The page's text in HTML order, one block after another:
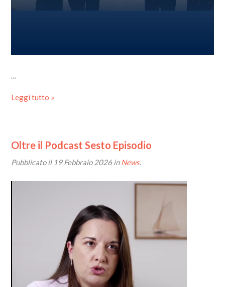
…
Leggi tutto »
Oltre il Podcast Sesto Episodio
Pubblicato il 19 Febbraio 2026 inNews.